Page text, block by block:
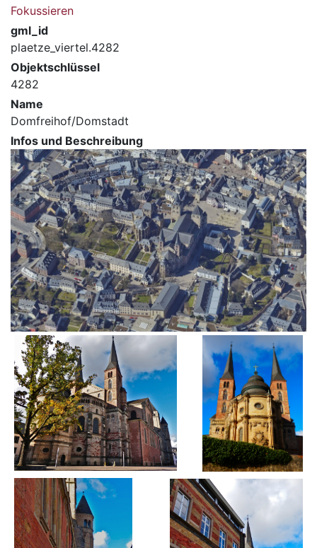
Fokussieren
gml_id
plaetze_viertel.4282
Objektschlüssel
4282
Name
Domfreihof/Domstadt
Infos und Beschreibung